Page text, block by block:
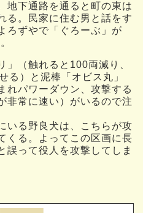
地下通路を通ると町の東は
る。民家に住む男と話をす
ろずやで「ぐろーぶ」が
」（触れると100両減り、
る）と泥棒「オビス丸」
れパワーダウン、攻撃する
非常に速い）がいるので注
いる野良犬は、こちらが攻
くる。よってこの区画に長
誤って役人を攻撃してしま